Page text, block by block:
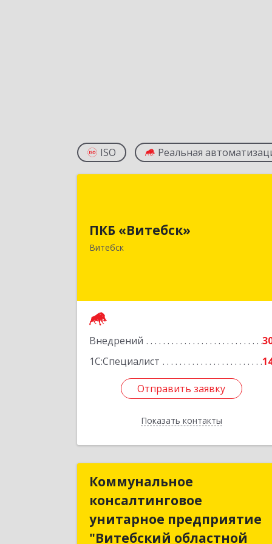
ISO Реальная
ПКБ «Витебск»
Витебск
Внедрений
1С:Специалист
Отправить заявку
Показать контакты
Республика Беларусь, 210026, г.
Витебск, ул. Замковая, д. 4-3, каб. 304
Отправить заявку
Назад
Коммунальное
консалтинговое
унитарное предприятие
"Витебский областной
Коммунальное
консалтинговое
унитарное предприятие
"Витебский областной